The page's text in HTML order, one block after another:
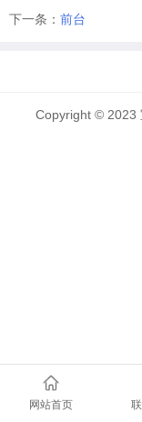
下一条： 前台
网站首页
Copyright © 2023